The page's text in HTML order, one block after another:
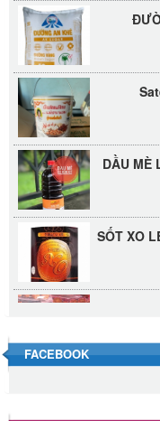
DẦU MÈ
SỐT XO
FACEBOOK